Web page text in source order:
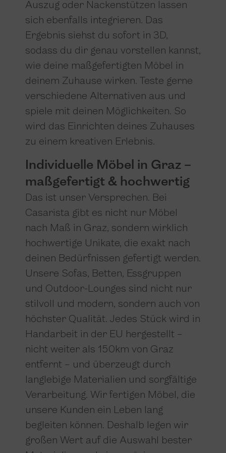
Auszug oder Nackenstützen lassen
sich ebenfalls integrieren. Das
Ergebnis siehst du sofort in 3D,
sodass du dir genau vorstellen kannst,
wie deine maßgefertigten Möbel in
deinem Zuhause wirken. Teste gerne
verschiedene Alternativen aus und
spiele mit deinen Möglichkeiten. So
wird das Einrichten deines Zuhauses
zu einem kreativen Erlebnis.
Individuelle Möbel in Graz –
maßgefertigt & hochwertig
Das ist unser Versprechen. Bei
Casarista gibt es nicht nur Möbel
nach Maß in Graz, sondern wirklich
hochwertige Unikate, die exakt nach
deinen Bedürfnissen gefertigt werden.
Unsere Sofas, Betten, Essgruppen
und Outdoor-Lounges sind nicht nur
stilvoll und modern, sondern auch von
höchster Qualität. Jedes Stück wird in
Handarbeit in der EU hergestellt –
nicht weiter als 150km von Graz
entfernt – und überzeugt durch
langlebige Materialien und sorgfältige
Verarbeitung. Wir fertigen Möbel, die
unsere Kunden ein Leben lang
begleiten können. Deshalb legen wir
großen Wert auf die Auswahl bester